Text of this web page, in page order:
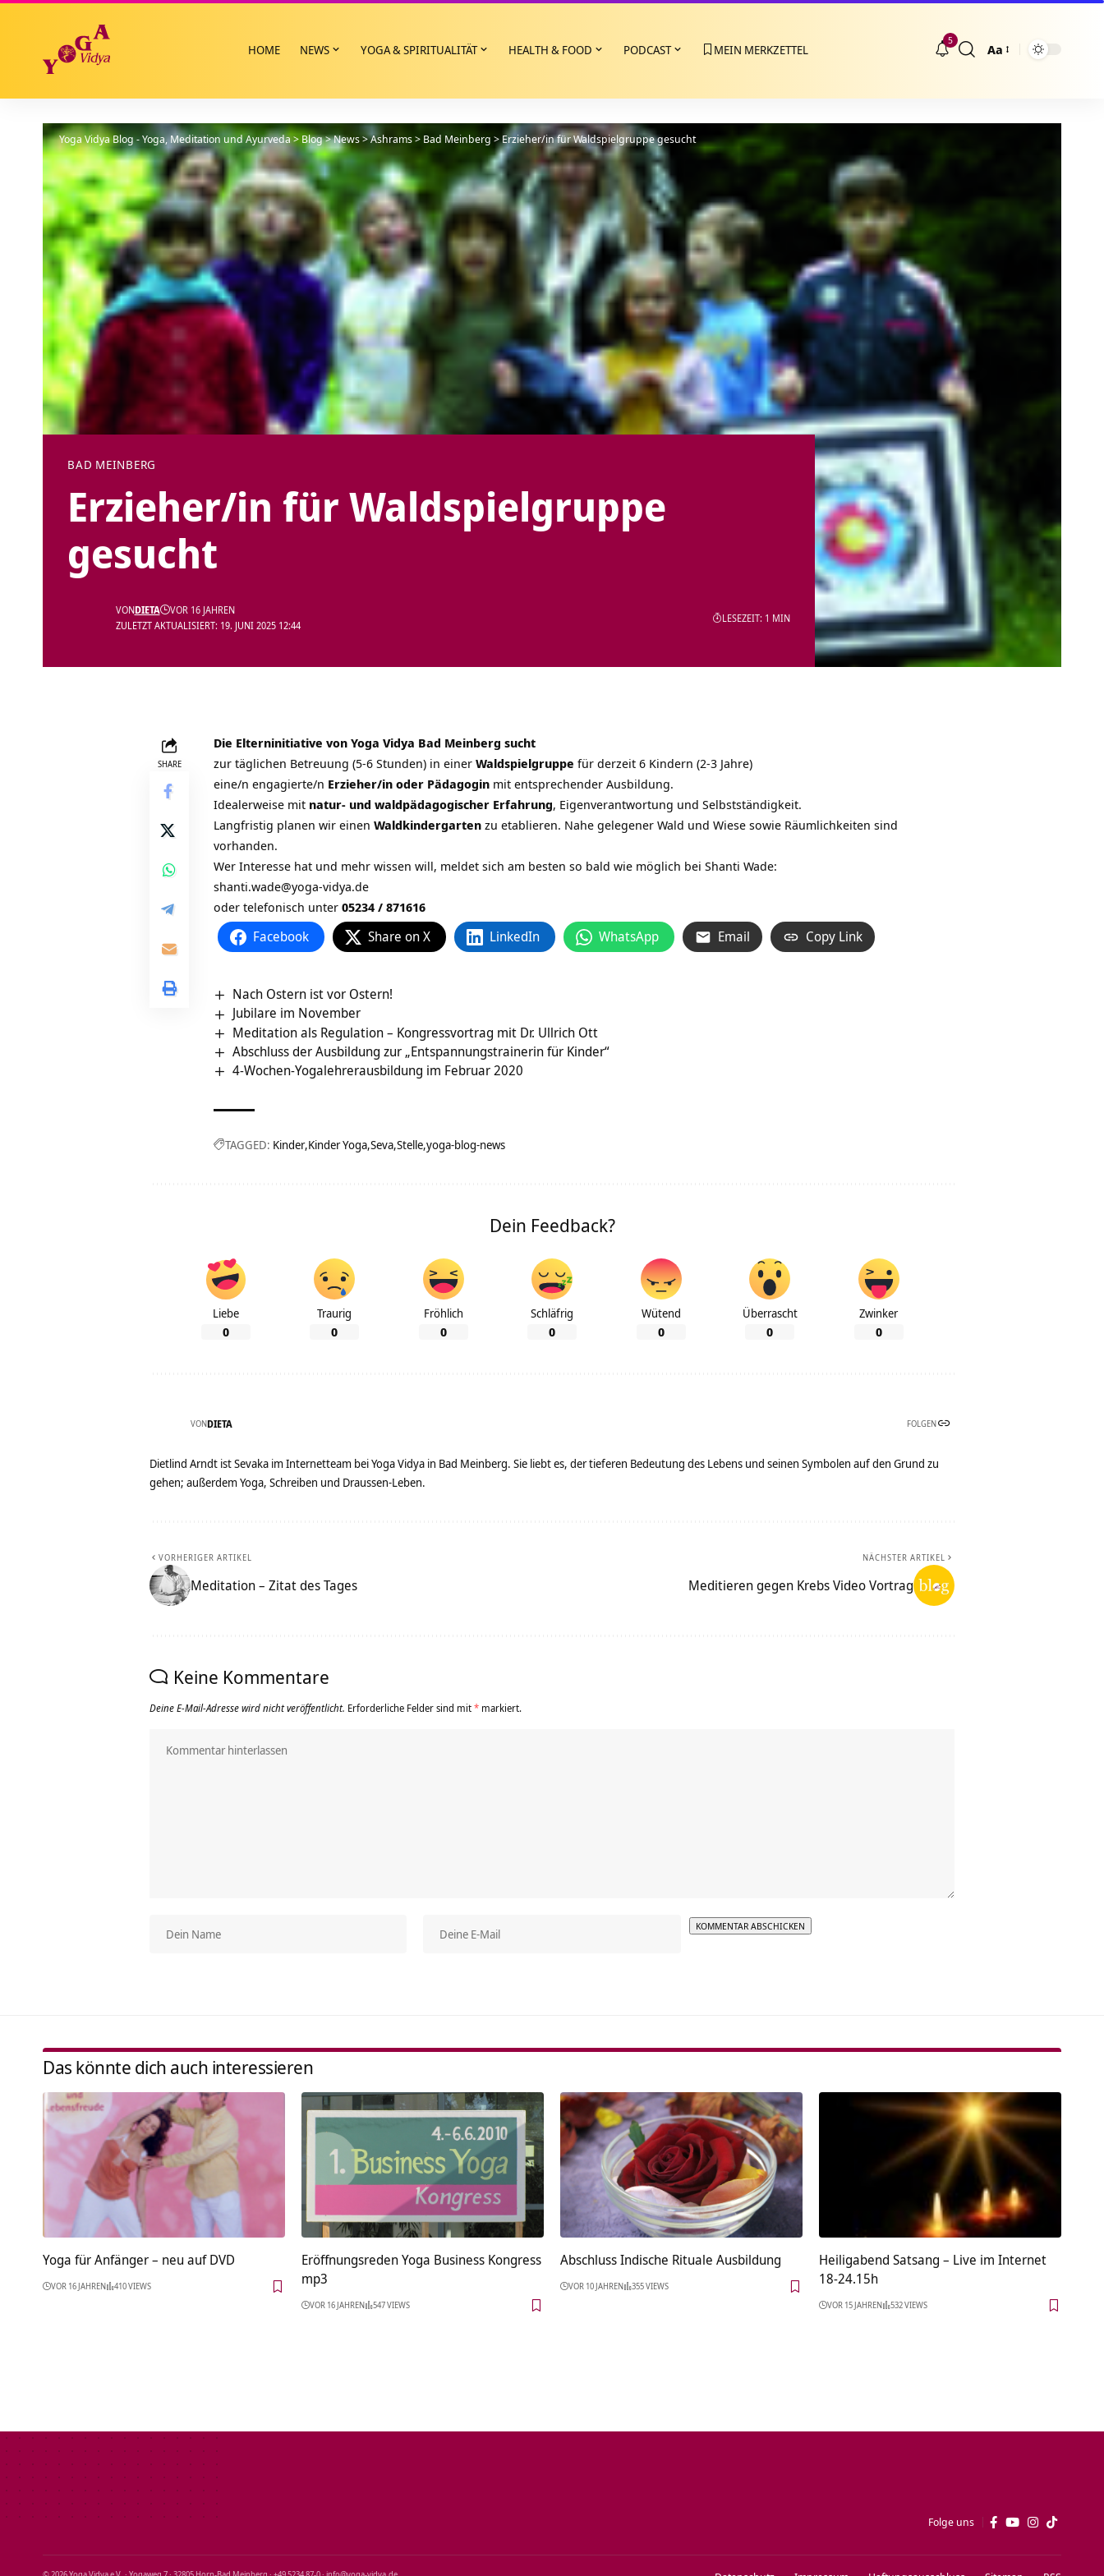
HOME NEWS YOGA & SPIRITUALITÄT HEALTH & FOOD PODCAST MEIN MERKZETTEL
5
Größenänderung
Aa
Yoga Vidya Blog - Yoga, Meditation und Ayurveda> Blog>News>Ashrams> Bad Meinberg >Erzieher/in für Waldspielgruppe gesucht
BAD MEINBERG
Erzieher/in für Waldspielgruppe
gesucht
ZULETZT AKTUALISIERT: 19. JUNI 2025 12:44
VONDIETA VOR 16 JAHREN
LESEZEIT: 1 MIN
SHARE
Die Elterninitiative von Yoga Vidya Bad Meinberg sucht
zur täglichen Betreuung (5-6 Stunden) in einer Waldspielgruppe für derzeit 6 Kindern (2-3 Jahre)
eine/n engagierte/n Erzieher/in oder Pädagogin mit entsprechender Ausbildung.
Idealerweise mit natur- und waldpädagogischer Erfahrung, Eigenverantwortung und Selbstständigkeit.
Langfristig planen wir einen Waldkindergarten zu etablieren. Nahe gelegener Wald und Wiese sowie Räumlichkeiten sind
vorhanden.
Wer Interesse hat und mehr wissen will, meldet sich am besten so bald wie möglich bei Shanti Wade:
shanti.wade@yoga-vidya.de
oder telefonisch unter 05234 / 871616
Facebook Share on X LinkedIn WhatsApp Email Copy Link
Nach Ostern ist vor Ostern!
Jubilare im November
Meditation als Regulation – Kongressvortrag mit Dr. Ullrich Ott
Abschluss der Ausbildung zur „Entspannungstrainerin für Kinder“
4-Wochen-Yogalehrerausbildung im Februar 2020
TAGGED: Kinder Kinder Yoga Seva Stelle yoga-blog-news
Dein Feedback?
Liebe
0
Traurig
0
Fröhlich
0
Schläfrig
0
Wütend
0
Überrascht
0
Zwinker
0
VONDIETA FOLGEN
Dietlind Arndt ist Sevaka im Internetteam bei Yoga Vidya in Bad Meinberg. Sie liebt es, der tieferen Bedeutung des Lebens und seinen Symbolen auf den Grund zu
gehen; außerdem Yoga, Schreiben und Draussen-Leben.
VORHERIGER ARTIKEL
Meditation – Zitat des Tages
NÄCHSTER ARTIKEL
Meditieren gegen Krebs Video Vortrag
Keine Kommentare
Deine E-Mail-Adresse wird nicht veröffentlicht. Erforderliche Felder sind mit* markiert.
Das könnte dich auch interessieren
Yoga für Anfänger – neu auf DVD
VOR 16 JAHREN 410 VIEWS
Eröffnungsreden Yoga Business Kongress
mp3
VOR 16 JAHREN 547 VIEWS
Abschluss Indische Rituale Ausbildung
VOR 10 JAHREN 355 VIEWS
Heiligabend Satsang – Live im Internet
18-24.15h
VOR 15 JAHREN 532 VIEWS
Folge uns